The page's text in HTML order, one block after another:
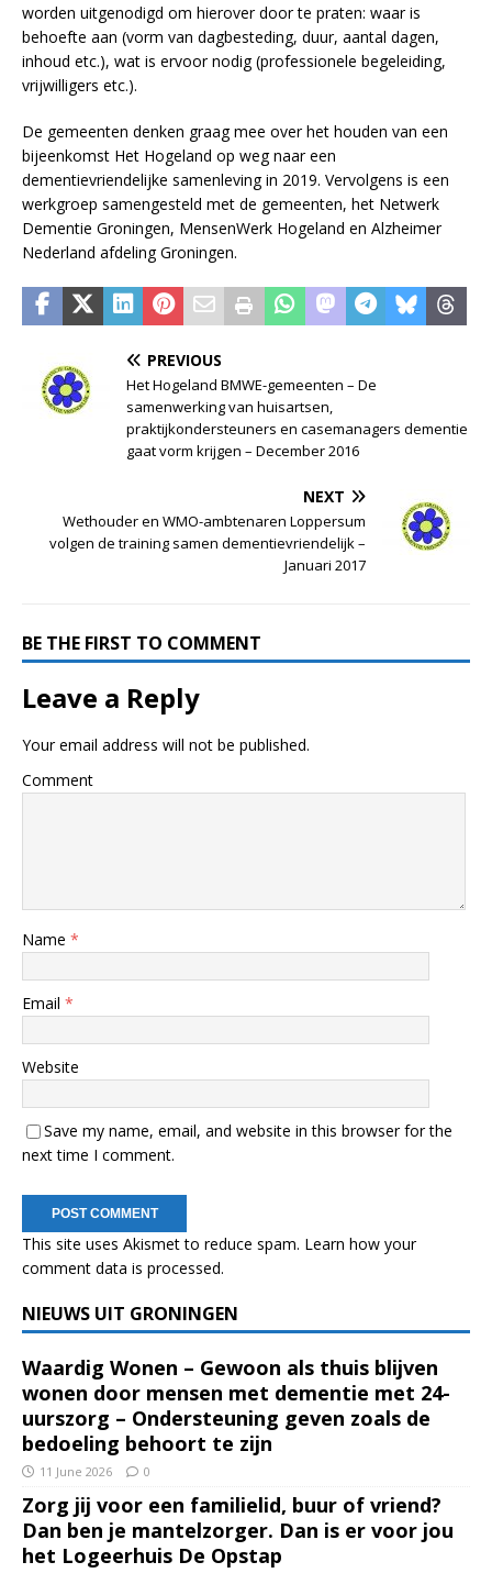
worden uitgenodigd om hierover door te praten: waar is
behoefte aan (vorm van dagbesteding, duur, aantal dagen,
inhoud etc.), wat is ervoor nodig (professionele begeleiding,
vrijwilligers etc.).
De gemeenten denken graag mee over het houden van een
bijeenkomst Het Hogeland op weg naar een
dementievriendelijke samenleving in 2019. Vervolgens is een
werkgroep samengesteld met de gemeenten, het Netwerk
Dementie Groningen, MensenWerk Hogeland en Alzheimer
Nederland afdeling Groningen.
PREVIOUS
Het Hogeland BMWE-gemeenten – De
samenwerking van huisartsen,
praktijkondersteuners en casemanagers dementie
gaat vorm krijgen – December 2016
NEXT
Wethouder en WMO-ambtenaren Loppersum
volgen de training samen dementievriendelijk –
Januari 2017
BE THE FIRST TO COMMENT
Leave a Reply
Your email address will not be published.
Comment
Name *
Email *
Website
Save my name, email, and website in this browser for the
next time I comment.
This site uses Akismet to reduce spam. Learn how your
comment data is processed.
NIEUWS UIT GRONINGEN
Waardig Wonen – Gewoon als thuis blijven
wonen door mensen met dementie met 24-
uurszorg – Ondersteuning geven zoals de
bedoeling behoort te zijn
11 June 2026 0
Zorg jij voor een familielid, buur of vriend?
Dan ben je mantelzorger. Dan is er voor jou
het Logeerhuis De Opstap